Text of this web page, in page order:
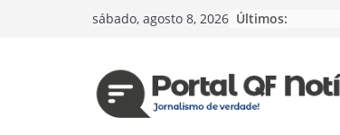
sábado, agosto 8, 2026 Últimos: